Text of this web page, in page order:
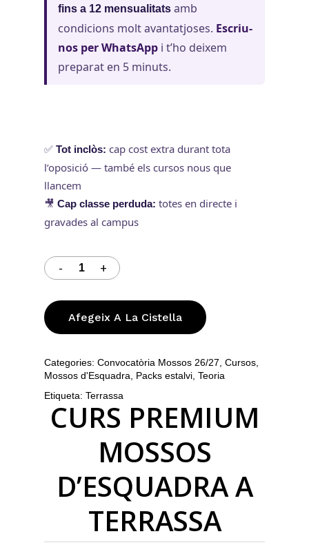
fins a 12 mensualitats amb
condicions molt avantatjoses. Escriu-
nos per WhatsApp i t’ho deixem
preparat en 5 minuts.
✅ Tot inclòs: cap cost extra durant tota
l’oposició — també els cursos nous que
llancem
🎥 Cap classe perduda: totes en directe i
gravades al campus
Afegeix A La Cistella
Categories: Convocatòria Mossos 26/27 Cursos
Mossos d'Esquadra
Packs estalvi Teoria
Etiqueta: Terrassa
CURS PREMIUM
MOSSOS
D’ESQUADRA A
TERRASSA